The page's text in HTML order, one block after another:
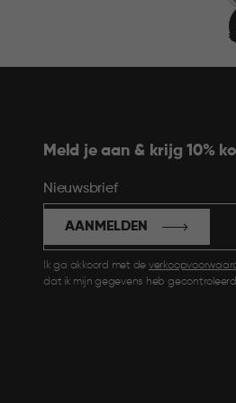
€
Meld je aan & krijg 10%
Nieuwsbrief
Ik ga akkoord met de
dat ik mijn gegevens heb
AANMELDEN